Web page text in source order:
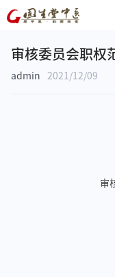
审核委员会职权
admin 2021/12/09
审